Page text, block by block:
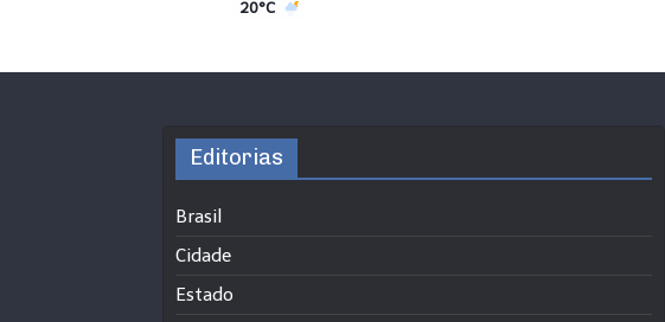
20°C
Editorias
Brasil
Cidade
Estado